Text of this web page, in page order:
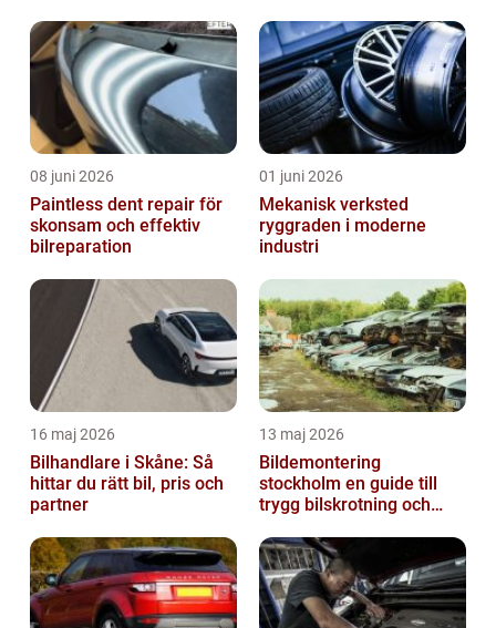
08 juni 2026
Paintless dent repair för
skonsam och effektiv
bilreparation
01 juni 2026
Mekanisk verksted
ryggraden i moderne
industri
16 maj 2026
Bilhandlare i Skåne: Så
hittar du rätt bil, pris och
partner
13 maj 2026
Bildemontering
stockholm en guide till
trygg bilskrotning och